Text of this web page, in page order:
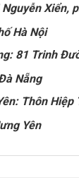
Xiển,
Hà Nội
81 Trinh
Nẵng
Thôn Hiệp
Yên